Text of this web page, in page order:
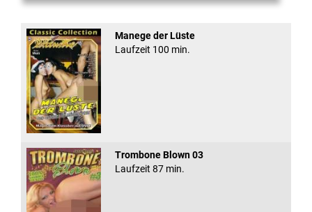
Sugar Walls #24
Manege der Lüste
Laufzeit 100 min.
Trombone Blown 03
Laufzeit 87 min.